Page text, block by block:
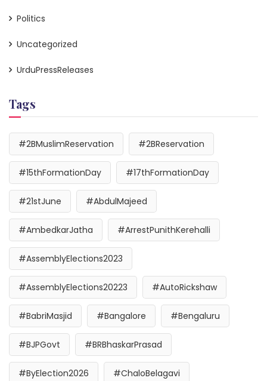
Politics
Uncategorized
UrduPressReleases
Tags
#2BMuslimReservation #2BReservation
#15thFormationDay #17thFormationDay
#21stJune #AbdulMajeed
#AmbedkarJatha #ArrestPunithKerehalli
#AssemblyElections2023
#AssemblyElections20223 #AutoRickshaw
#BabriMasjid #Bangalore #Bengaluru
#BJPGovt #BRBhaskarPrasad
#ByElection2026 #ChaloBelagavi